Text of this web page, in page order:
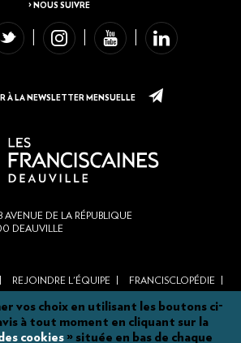
vos choix en utilisant les boutons ci-
à tout moment en cliquant sur la
cookies » située en bas de chaque
> NOUS SUIVRE
À LA NEWSLETTER MENSUELLE
B AVENUE DE LA RÉPUBLIQUE
DEAUVILLE
REJOINDRE L'ÉQUIPE FRANCISCLOPÉDIE
NOS PARTENAIRES ET MÉCÈNES
ACTES ADMINISTRATIFS MENTIONS LÉGALES